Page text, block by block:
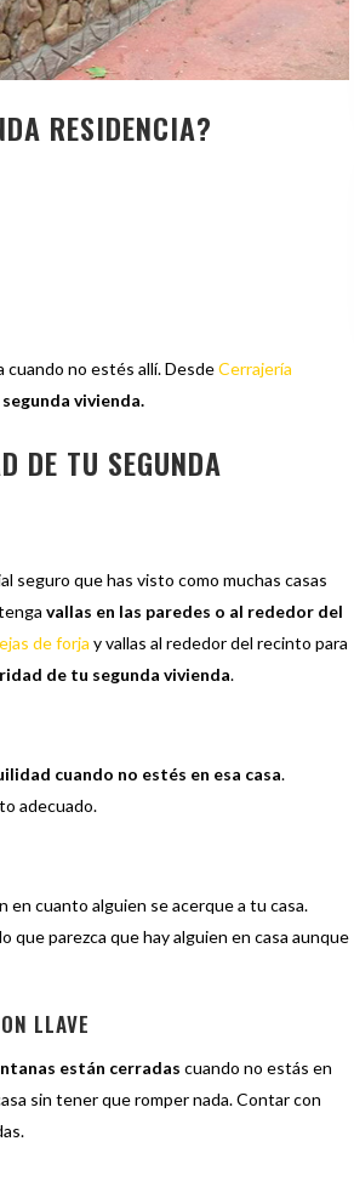
RESIDENCIA?
no estés allí. DesdeCerrajería
vivienda.
DE TU SEGUNDA
seguro que has visto como muchas casas
vallas en las paredes o al rededor del
de forja y vallas al rededor del recinto para
de tu segunda vivienda.
cuando no estés en esa casa.
adecuado.
en cuanto alguien se acerque a tu casa.
que parezca que hay alguien en casa aunque
LLAVE
están cerradas cuando no estás en
sin tener que romper nada. Contar con